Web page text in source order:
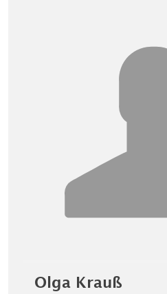
Olga Krauß